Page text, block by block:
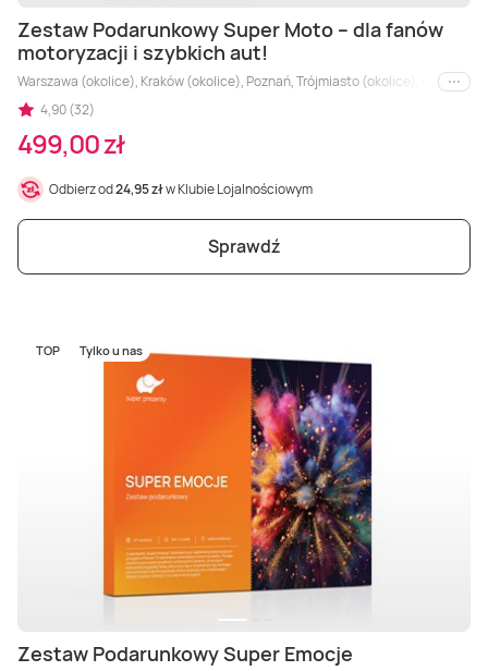
Zestaw Podarunkowy Super Moto – dla fanów
motoryzacji i szybkich aut!
Warszawa (okolice), Kraków (okolice), Poznań, Trójmiasto (okolice), Łódźi inne
4,90 (32)
499,00 zł
Odbierz od24,95 złw Klubie Lojalnościowym
Sprawdź
TOP Tylko u nas
Zestaw Podarunkowy Super Emocje